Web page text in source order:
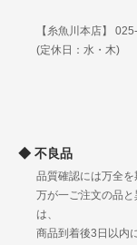
【糸魚川本店】
(定休日：水・木)
不良品
品質確認には万全を
万が一ご注文の品
は、
商品到着後3日以内